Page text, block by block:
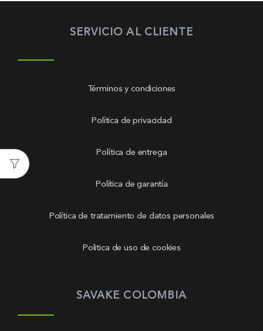
SERVICIO AL CLIENTE
Términos y condiciones
Política de privacidad
Política de entrega
Política de garantía
Política de tratamiento de datos personales
Politica de uso de cookies
SAVAKE COLOMBIA